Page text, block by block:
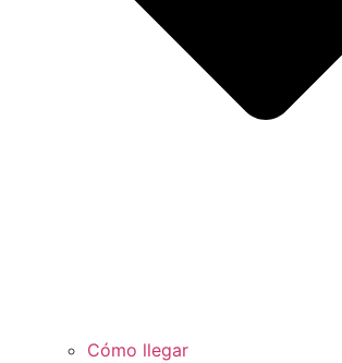
Cómo llegar